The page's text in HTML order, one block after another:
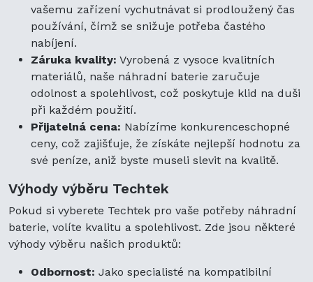
vašemu zařízení vychutnávat si prodloužený čas
používání, čímž se snižuje potřeba častého
nabíjení.
Záruka kvality: Vyrobená z vysoce kvalitních
materiálů, naše náhradní baterie zaručuje
odolnost a spolehlivost, což poskytuje klid na duši
při každém použití.
Přijatelná cena: Nabízíme konkurenceschopné
ceny, což zajišťuje, že získáte nejlepší hodnotu za
své peníze, aniž byste museli slevit na kvalitě.
Výhody výběru Techtek
Pokud si vyberete Techtek pro vaše potřeby náhradní
baterie, volíte kvalitu a spolehlivost. Zde jsou některé
výhody výběru našich produktů:
Odbornost: Jako specialisté na kompatibilní